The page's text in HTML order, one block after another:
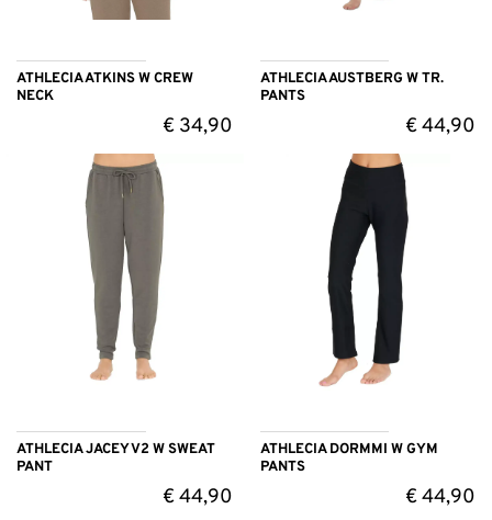
ATHLECIA ATKINS W CREW
NECK
€34,90
ATHLECIA AUSTBERG W TR.
PANTS
€44,90
ATHLECIA JACEY V2 W SWEAT
PANT
€44,90
ATHLECIA DORMMI W GYM
PANTS
€44,90